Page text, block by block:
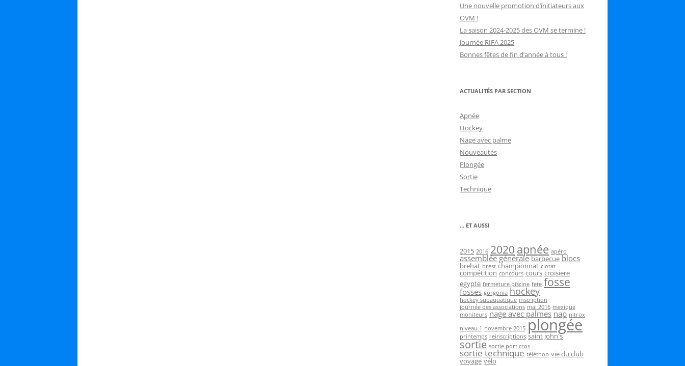
Une nouvelle promotion d’initiateurs aux
OVM !
La saison 2024-2025 des OVM se termine !
Journée RIFA 2025
Bonnes fêtes de fin d’année à tous !
ACTUALITÉS PAR SECTION
Apnée
Hockey
Nage avec palme
Nouveautés
Plongée
Sortie
Technique
… ET AUSSI
2015 2016 2020 apnée apéro
assemblée générale barbecue blocs
brehat brest championnat ciotat
compétition concours cours croisiere
egypte fermeture piscine fete fosse
fosses gorgonia hockey
hockey subaquatique inscription
journée des associations mai 2016 mexique
moniteurs nage avec palmes nap nitrox
niveau 1 novembre 2015 plongée
printemps reinscriptions saint john's
sortie sortie port cros
sortie technique téléthon vie du club
voyage vélo